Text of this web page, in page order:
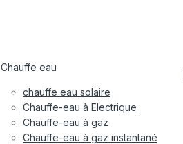
Chauffe eau
chauffe eau solaire
Chauffe-eau à Electrique
Chauffe-eau à gaz
Chauffe-eau à gaz instantané